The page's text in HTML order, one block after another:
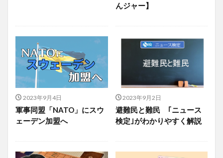
んジャー】
2023年9月4日
軍事同盟「NATO」にスウ
ェーデン加盟へ
2023年9月2日
避難民と難民 ｢ニュース
検定｣がわかりやすく解説